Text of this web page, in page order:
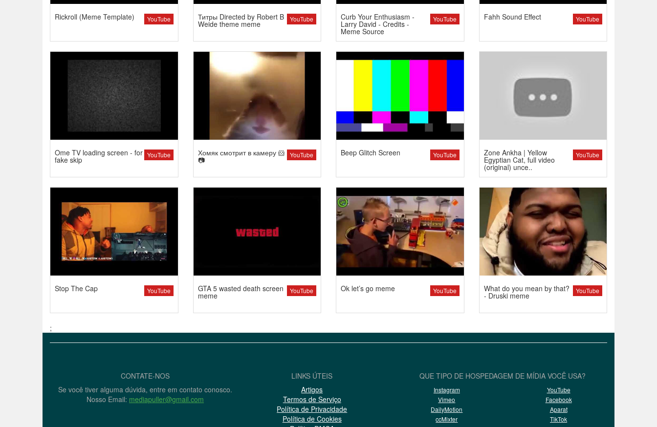
YouTube
Rickroll (Meme Template) YouTube
Титры Directed by Robert B
Weide theme meme
YouTube
Curb Your Enthusiasm -
Larry David - Credits -
Meme Source
YouTube
Fahh Sound Effect
YouTube
Ome TV loading screen - for
fake skip
YouTube
Хомяк смотрит в камеру 🐹
📷
YouTube
Beep Glitch Screen YouTube
Zone Ankha | Yellow
Egyptian Cat, full video
(original) unce..
YouTube
Stop The Cap YouTube
GTA 5 wasted death screen
meme
YouTube
Ok let’s go meme YouTube
What do you mean by that?
- Druski meme
;
CONTATE-NOS
Se você tiver alguma dúvida, entre em contato conosco.
Nosso Email: mediapuller@gmail.com
LINKS ÚTEIS
Artigos
Termos de Serviço
Política de Privacidade
Política de Cookies
QUE TIPO DE HOSPEDAGEM DE MÍDIA VOCÊ USA?
Instagram
YouTube
Vimeo
Facebook
DailyMotion
Aparat
ccMixter
TikTok